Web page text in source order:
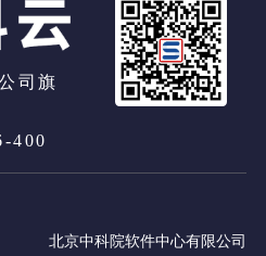
司旗
400
北京中科院软件中心有限公司